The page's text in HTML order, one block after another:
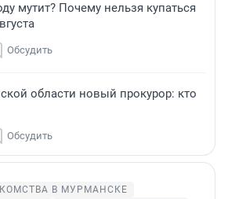
мутит? Почему нельзя купаться
Обсудить
области новый прокурор: кто
Обсудить
В МУРМАНСКЕ